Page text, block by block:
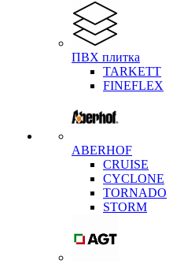
ПВХ плитка
TARKETT
FINEFLEX
ABERHOF
CRUISE
CYCLONE
TORNADO
STORM